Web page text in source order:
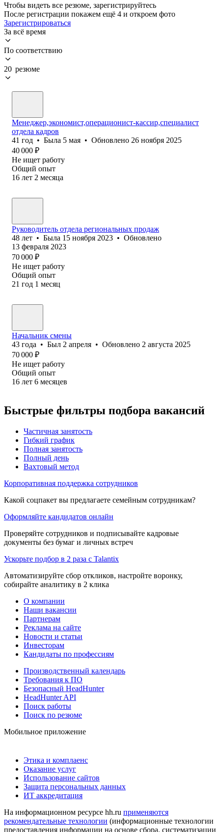
Чтобы видеть все резюме, зарегистрируйтесь
После регистрации покажем ещё 4 и откроем фото
Зарегистрироваться
За всё время
По соответствию
20 резюме
Менеджер,экономист,операционист-кассир,специалист
отдела кадров
41 год • Была 5 мая • Обновлено 26 ноября 2025
40 000 ₽
Не ищет работу
Общий опыт
16 лет 2 месяца
Руководитель отдела региональных продаж
48 лет • Была 15 ноября 2023 • Обновлено
13 февраля 2023
70 000 ₽
Не ищет работу
Общий опыт
21 год 1 месяц
Начальник смены
43 года • Был 2 апреля • Обновлено 2 августа 2025
70 000 ₽
Не ищет работу
Общий опыт
16 лет 6 месяцев
Быстрые фильтры подбора вакансий
Частичная занятость
Гибкий график
Полная занятость
Полный день
Вахтовый метод
Корпоративная поддержка сотрудников
Какой соцпакет вы предлагаете семейным сотрудникам?
Оформляйте кандидатов онлайн
Проверяйте сотрудников и подписывайте кадровые
документы без бумаг и личных встреч
Ускорьте подбор в 2 раза с Talantix
Автоматизируйте сбор откликов, настройте воронку,
собирайте аналитику в 2 клика
О компании
Наши вакансии
Партнерам
Реклама на сайте
Новости и статьи
Инвесторам
Кандидаты по профессиям
Производственный календарь
Требования к ПО
Безопасный HeadHunter
HeadHunter API
Поиск работы
Поиск по резюме
Мобильное приложение
Этика и комплаенс
Оказание услуг
Использование сайтов
Защита персональных данных
ИТ аккредитация
На информационном ресурсе hh.ru применяются
рекомендательные технологии (информационные технологии
предоставления информации на основе сбора, систематизации